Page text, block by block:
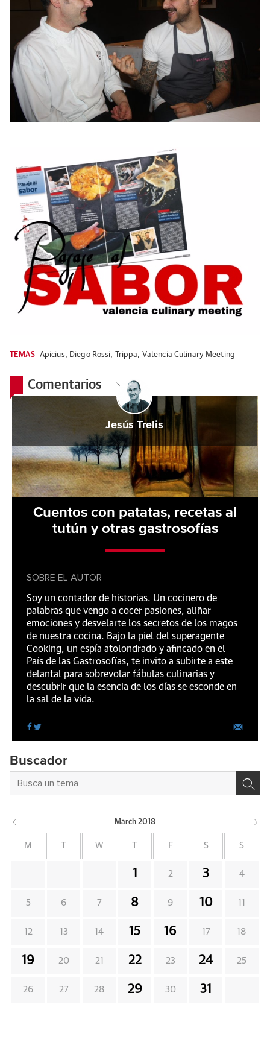
TEMAS Apicius, Diego Rossi, Trippa, Valencia Culinary Meeting
Comentarios
Jesús Trelis
Cuentos con patatas, recetas al
tutún y otras gastrosofías
SOBRE EL AUTOR
Soy un contador de historias. Un cocinero de
palabras que vengo a cocer pasiones, aliñar
emociones y desvelarte los secretos de los magos
de nuestra cocina. Bajo la piel del superagente
Cooking, un espía atolondrado y afincado en el
País de las Gastrosofías, te invito a subirte a este
delantal para sobrevolar fábulas culinarias y
descubrir que la esencia de los días se esconde en
la sal de la vida.
Buscador
March 2018
M W F S S
1 2 3 4
5 6 7 8 9 10 11
12 13 14 15 16 17 18
19 20 21 22 23 24 25
26 27 28 29 30 31